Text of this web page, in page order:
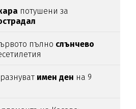
потушени за
пълно слънчево
имен ден на 9